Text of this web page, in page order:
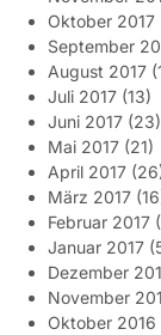
Oktober 2017
September
August 2017
Juli 2017 (13)
Juni 2017 (23)
Mai 2017 (21)
April 2017
März 2017
Februar 2017
Januar 2017
Dezember
November
Oktober 2016